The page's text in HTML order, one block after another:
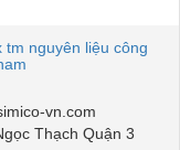
tm nguyên liệu công
vn.com
Thạch Quận 3